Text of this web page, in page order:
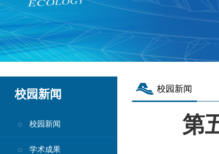
校园新闻
校园新闻
学术成果
校园新闻
第